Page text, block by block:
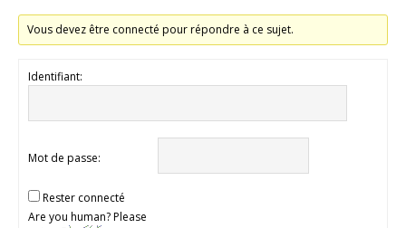
Vous devez être connecté pour répondre à ce sujet.
Identifiant:
Mot de passe:
Rester connecté
Are you human? Please